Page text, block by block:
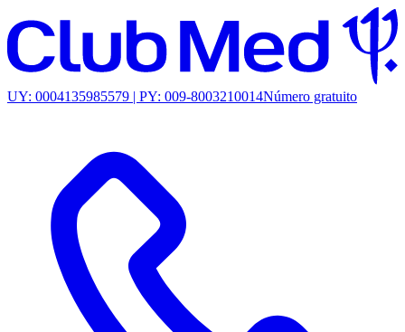
UY: 0004135985579 | PY: 009-8003210014Número gratuito